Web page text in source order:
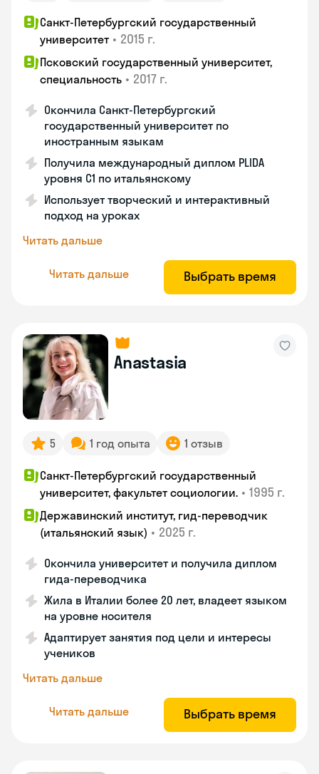
Санкт-Петербургский государственный
университет • 2015 г.
Псковский государственный университет,
специальность • 2017 г.
Окончила Санкт-Петербургский
государственный университет по
иностранным языкам
Получила международный диплом PLIDA
уровня С1 по итальянскому
Использует творческий и интерактивный
подход на уроках
Читать дальше
Читать дальше Выбрать время
Anastasia
5 1 год опыта 1 отзыв
Санкт-Петербургский государственный
университет, факультет социологии. • 1995 г.
Державинский институт, гид-переводчик
(итальянский язык) • 2025 г.
Окончила университет и получила диплом
гида-переводчика
Жила в Италии более 20 лет, владеет языком
на уровне носителя
Адаптирует занятия под цели и интересы
учеников
Читать дальше
Читать дальше Выбрать время